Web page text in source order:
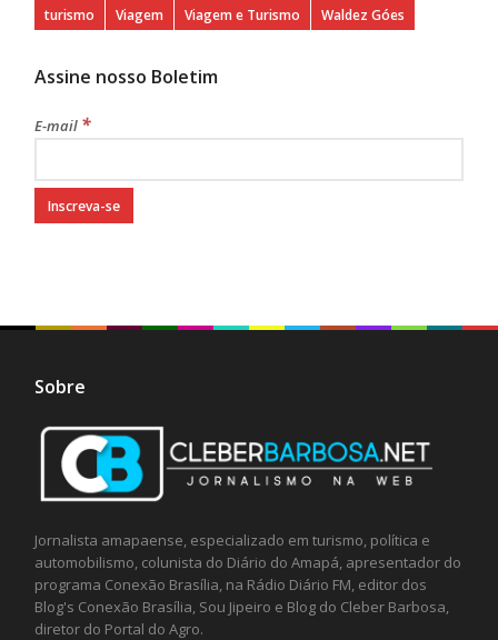
turismo
Viagem Viagem e Turismo Waldez Góes
Assine nosso Boletim
E-mail *
Sobre
Jornalista amapaense, especializado em turismo, política e
automobilismo, colunista do Diário do Amapá, apresentador do
programa Conexão Brasília, na Rádio Diário FM, editor dos
Blog's Conexão Brasília, Sou Jipeiro e Blog do Cleber Barbosa,
diretor do Portal do Agro.